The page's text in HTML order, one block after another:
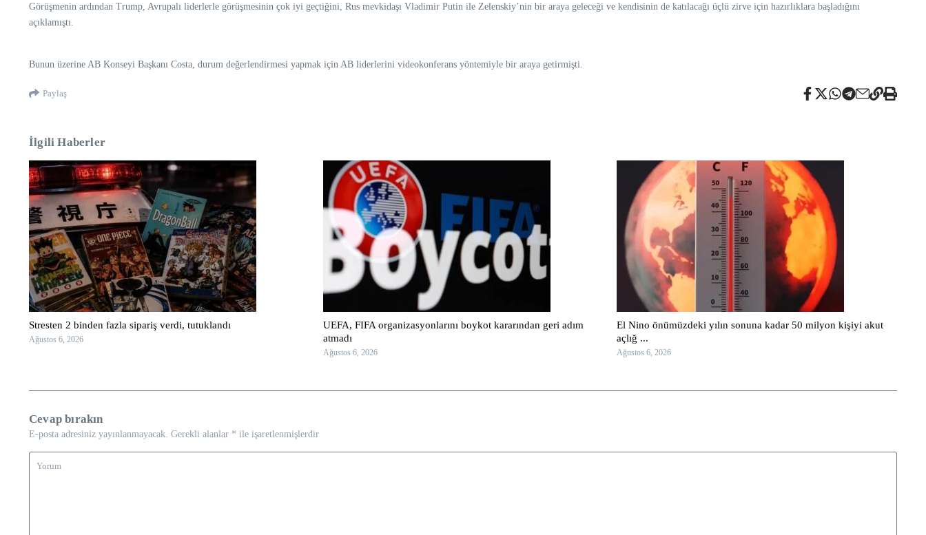
Görüşmenin ardından Trump, Avrupalı liderlerle görüşmesinin çok iyi geçtiğini, Rus mevkidaşı Vladimir Putin ile Zelenskiy’nin bir araya geleceği ve kendisinin de katılacağı üçlü zirve için hazırlıklara başladığını
açıklamıştı.
Bunun üzerine AB Konseyi Başkanı Costa, durum değerlendirmesi yapmak için AB liderlerini videokonferans yöntemiyle bir araya getirmişti.
Paylaş
İlgili Haberler
Stresten 2 binden fazla sipariş verdi, tutuklandı
Ağustos 6, 2026
UEFA, FIFA organizasyonlarını boykot kararından geri adım
atmadı
Ağustos 6, 2026
El Nino önümüzdeki yılın sonuna kadar 50 milyon kişiyi akut
açlığ ...
Ağustos 6, 2026
Cevap bırakın
E-posta adresiniz yayınlanmayacak. Gerekli alanlar * ile işaretlenmişlerdir